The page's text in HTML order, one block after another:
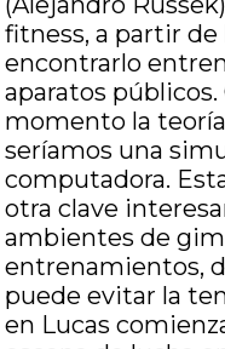
fitness, a partir
encontrarlo
aparatos
momento la
seríamos una
computadora.
otra clave
ambientes de
entrenamientos,
puede evitar la
en Lucas